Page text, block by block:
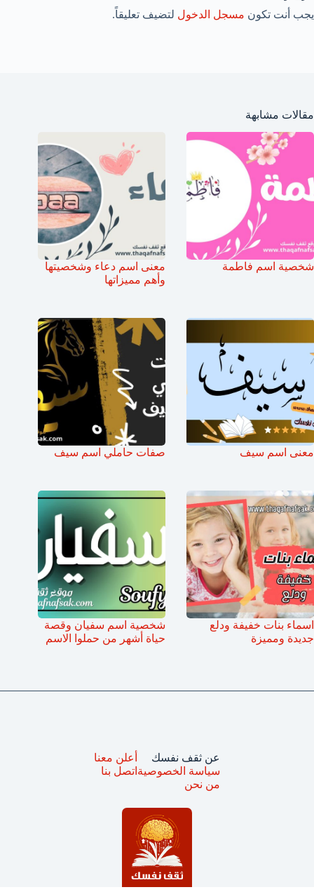
يجب أنت تكون مسجل الدخول لتضيف تعليقاً.
مقالات مشابهة
شخصية اسم فاطمة
معنى اسم دعاء وشخصيتها
وأهم مميزاتها
معنى اسم سيف صفات حاملي اسم سيف
اسماء بنات خفيفة ودلع
جديدة ومميزة
شخصية اسم سفيان وقصة
حياة أشهر من حملوا الاسم
عن ثقف نفسك
سياسة الخصوصية
من نحن
أعلن معنا
اتصل بنا